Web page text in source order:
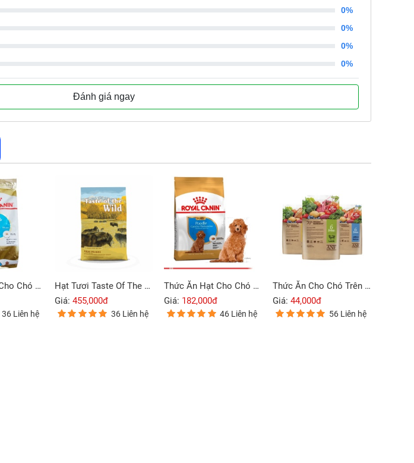
0%
0%
0%
0%
Đánh giá ngay
Thức Ăn Hạt Cho Chó Con Poodle Royal Canin Poodle Puppy 1.5Kg
36 Liên hệ
Hạt Tươi Taste Of The Wild Loại High Prairie (Bò Rừng) 2kg
Giá:455,000đ
36 Liên hệ
Thức Ăn Hạt Cho Chó Con Poodle Royal Canin Poodle Puppy 500g
Giá: 182,000đ
46 Liên hệ
Thức Ăn Cho Chó Trên 6 Tháng ANF 6Free Hữu Cơ
Giá:44,000đ
56 Liên hệ